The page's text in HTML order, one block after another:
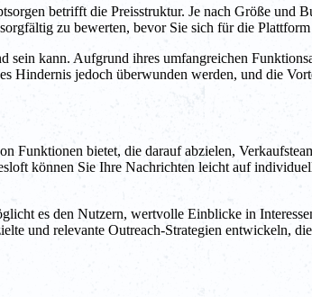
betrifft die Preisstruktur. Je nach Größe und
zu bewerten, bevor Sie sich für die Plattform
sein kann. Aufgrund ihres umfangreichen
jedoch überwunden werden, und die
Funktionen bietet, die darauf abzielen,
können Sie Ihre Nachrichten leicht auf
es den Nutzern, wertvolle Einblicke in
und relevante Outreach-Strategien entwickeln,